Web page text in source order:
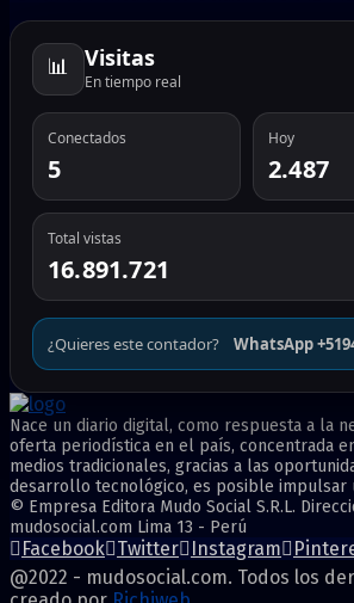
📊 Visitas
En tiempo real
Conectados
5
Hoy
2.487
Total vistas
16.891.721
¿Quieres este contador? WhatsApp
Nace un diario digital, como respuesta a la
oferta periodística en el país, concentrada
medios tradicionales, gracias a las
desarrollo tecnológico, es posible impulsar
© Empresa Editora Mudo Social S.R.L.
mudosocial.com Lima 13 - Perú
Facebook Twitter Instagram
@2022 - mudosocial.com. Todos los